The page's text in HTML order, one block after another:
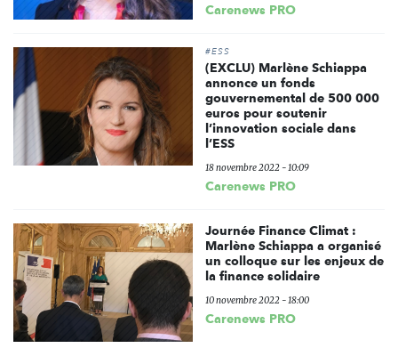
Carenews PRO
#ESS
(EXCLU) Marlène Schiappa
annonce un fonds
gouvernemental de 500 000
euros pour soutenir
l’innovation sociale dans
l’ESS
18 novembre 2022 - 10:09
Carenews PRO
Journée Finance Climat :
Marlène Schiappa a organisé
un colloque sur les enjeux de
la finance solidaire
10 novembre 2022 - 18:00
Carenews PRO